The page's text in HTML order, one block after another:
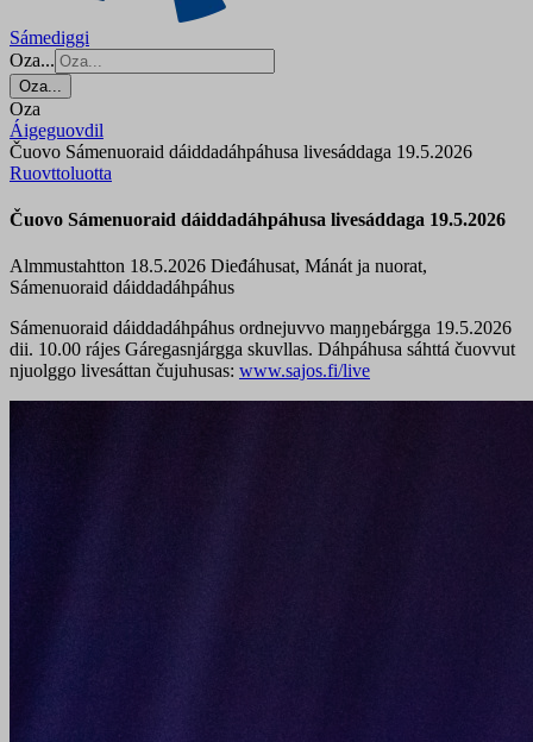
Sámediggi
Oza...
Oza...
Oza
Áigeguovdil
Čuovo Sámenuoraid dáiddadáhpáhusa livesáddaga 19.5.2026
Ruovttoluotta
Čuovo Sámenuoraid dáiddadáhpáhusa livesáddaga 19.5.2026
Almmustahtton 18.5.2026 Dieđáhusat, Mánát ja nuorat,
Sámenuoraid dáiddadáhpáhus
Sámenuoraid dáiddadáhpáhus ordnejuvvo maŋŋebárgga 19.5.2026
dii. 10.00 rájes Gáregasnjárgga skuvllas. Dáhpáhusa sáhttá čuovvut
njuolggo livesáttan čujuhusas: www.sajos.fi/live